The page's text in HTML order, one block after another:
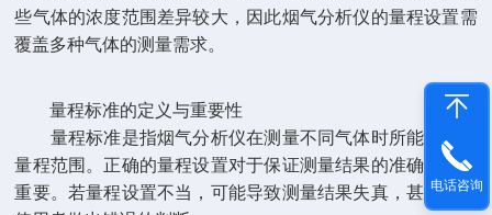
些气体的浓度范围差异较大，因此烟气分析仪的量程设置需
覆盖多种气体的测量需求。
量程标准的定义与重要性
量程标准是指烟气分析仪在测量不同气体时所能达到的
量程范围。正确的量程设置对于保证测量结果的准确性至关
重要。若量程设置不当，可能导致测量结果失真，甚至误导
电话咨询